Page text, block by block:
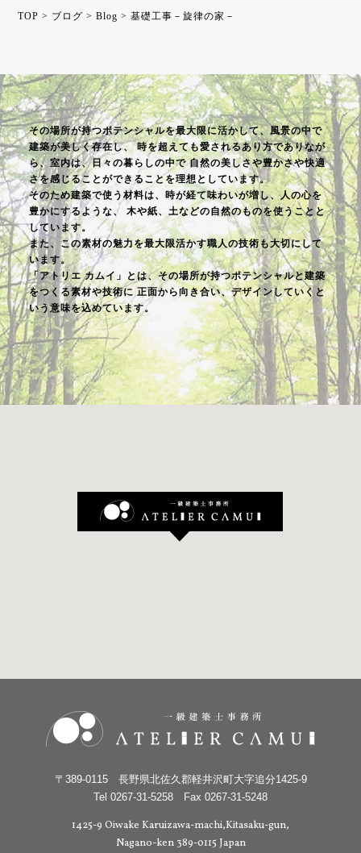
TOP > ブログ >Blog >基礎工事－旋律の家－
その場所が持つポテンシャルを最大限に活かして、風景の中で
建築が美しく存在し、時を超えても愛されるあり方でありなが
ら、室内は、日々の暮らしの中で自然の美しさや豊かさや快適
さを感じることができることを理想としています。
そのため建築で使う材料は、時が経て味わいが増し、人の心を
豊かにするような、 木や紙、土などの自然のものを使うことと
しています。
また、この素材の魅力を最大限活かす職人の技術も大切にして
います。
「アトリエ カムイ」とは、その場所が持つポテンシャルと建築
をつくる素材や技術に 正面から向き合い、デザインしていくと
いう意味を込めています。
〒389-0115 長野県北佐久郡軽井沢町大字追分1425-9
Tel 0267-31-5258 Fax 0267-31-5248
1425-9 Oiwake Karuizawa-machi,Kitasaku-gun,
Nagano-ken 389-0115 Japan